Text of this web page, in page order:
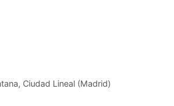
Ciudad Lineal (Madrid)